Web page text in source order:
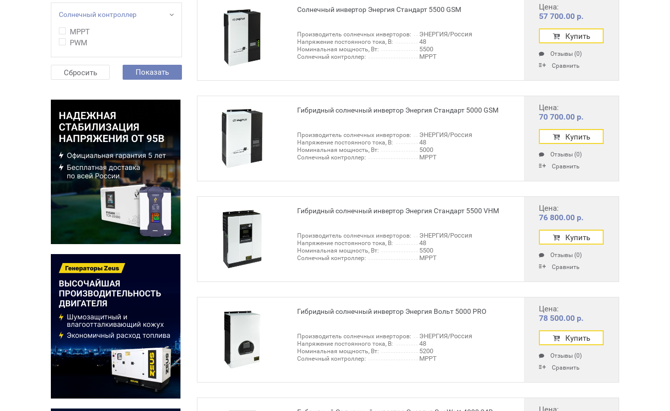
Солнечный контроллер
MPPT
PWM
Сбросить Показать
Солнечный инвертор Энергия Стандарт 5500 GSM
Производитель солнечных инверторов: ЭНЕРГИЯ/Россия
Напряжение постоянного тока, В: 48
Номинальная мощность, Вт: 5500
Солнечный контроллер: MPPT
Цена:
57 700.00 р.
Купить
Отзывы (0)
Сравнить
Гибридный солнечный инвертор Энергия Стандарт 5000 GSM
Производитель солнечных инверторов: ЭНЕРГИЯ/Россия
Напряжение постоянного тока, В: 48
Номинальная мощность, Вт: 5000
Солнечный контроллер: MPPT
Цена:
70 700.00 р.
Купить
Отзывы (0)
Сравнить
Гибридный солнечный инвертор Энергия Стандарт 5500 VHM
Производитель солнечных инверторов: ЭНЕРГИЯ/Россия
Напряжение постоянного тока, В: 48
Номинальная мощность, Вт: 5500
Солнечный контроллер: MPPT
Цена:
76 800.00 р.
Купить
Отзывы (0)
Сравнить
Гибридный солнечный инвертор Энергия Вольт 5000 PRO
Производитель солнечных инверторов: ЭНЕРГИЯ/Россия
Напряжение постоянного тока, В: 48
Номинальная мощность, Вт: 5200
Солнечный контроллер: MPPT
Цена:
78 500.00 р.
Купить
Отзывы (0)
Сравнить